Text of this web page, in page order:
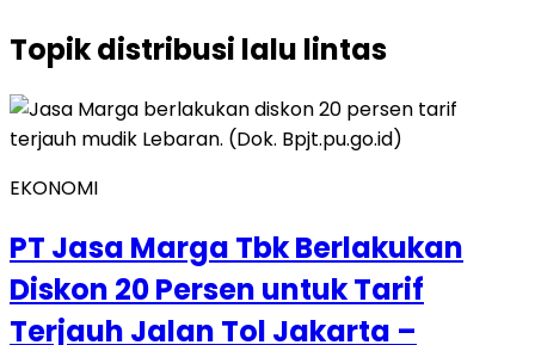
Topikdistribusi lalu lintas
EKONOMI
PT Jasa Marga Tbk Berlakukan
Diskon 20 Persen untuk Tarif
Terjauh Jalan Tol Jakarta –